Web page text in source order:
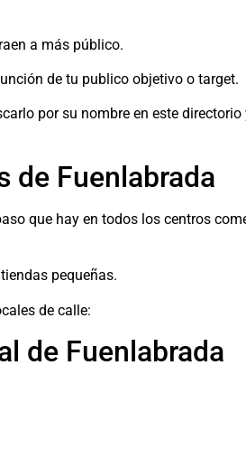
a más público.
de tu publico objetivo o target.
por su nombre en este
de Fuenlabrada
que hay en todos los centros
pequeñas.
de calle:
de Fuenlabrada